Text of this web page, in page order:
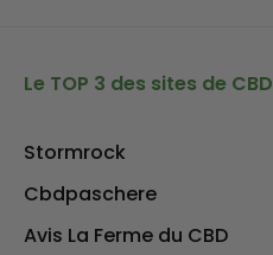
Le TOP 3 des sites de CBD
Stormrock
Cbdpaschere
Avis La Ferme du CBD